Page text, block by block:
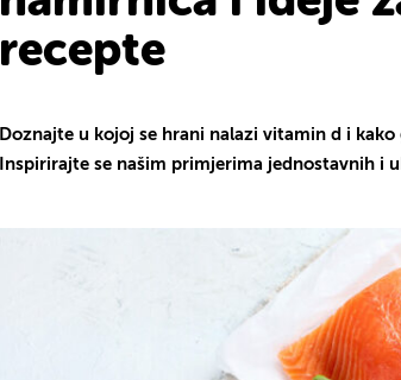
recepte
Doznajte u kojoj se hrani nalazi vitamin d i
Inspirirajte se našim primjerima jednostavnih i